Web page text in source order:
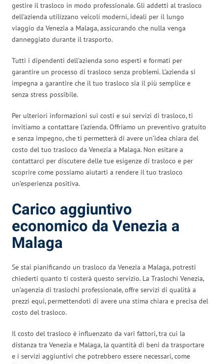
gestire il trasloco in modo professionale. Gli addetti al trasloco
dell’azienda utilizzano veicoli moderni, ideali per il lungo
viaggio da Venezia a Malaga, assicurando che nulla venga
danneggiato durante il trasporto.
Tutti i dipendenti dell’azienda sono esperti e formati per
garantire un processo di trasloco senza problemi. L’azienda si
impegna a garantire che il tuo trasloco sia il più semplice e
senza stress possibile.
Per ulteriori informazioni sui costi e sui servizi di trasloco, ti
invitiamo a contattare l’azienda. Offriamo un preventivo gratuito
e senza impegno, che ti permetterà di avere un’idea chiara del
costo del tuo trasloco da Venezia a Malaga. Non esitare a
contattarci per discutere delle tue esigenze di trasloco e per
scoprire come possiamo aiutarti a rendere il tuo trasloco
un’esperienza positiva.
Carico aggiuntivo
economico da Venezia a
Malaga
Se stai pianificando un trasloco da Venezia a Malaga, potresti
chiederti quanto ti costerà questo servizio. La Traslochi Venezia,
un’agenzia di traslochi professionale, offre servizi di qualità a
prezzi equi, permettendoti di avere una stima chiara e precisa del
costo del trasloco.
Il costo del trasloco è influenzato da vari fattori, tra cui la
distanza tra Venezia e Malaga, la quantità di beni da trasportare
e i servizi aggiuntivi che potrebbero essere necessari, come